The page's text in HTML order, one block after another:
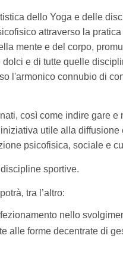
dello Yoga e delle
attraverso la
mente e del corpo,
e di tutte quelle
l'armonico connubio di
così come indire gare e
utile alla
psicofisica, sociale e
sportive.
tra l’altro:
nello
alle forme decentrate di